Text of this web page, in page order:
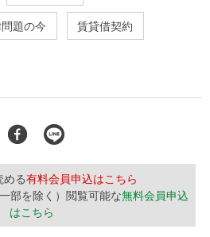
題の今 賃貸借契約
る有料会員申込はこちら
部を除く）閲覧可能な無料会員申込
はこちら